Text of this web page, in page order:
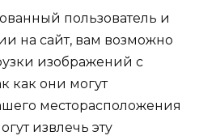
пользователь и
на сайт, вам возможно
изображений с
как они могут
месторасположения
извлечь эту